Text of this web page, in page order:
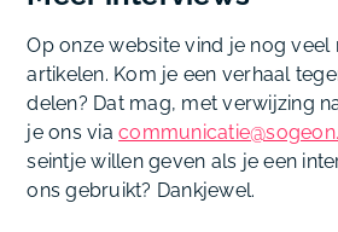
Op onze website vind je nog veel
artikelen. Kom je een verhaal
delen? Dat mag, met verwijzing
je ons via
seintje willen geven als je een
ons gebruikt? Dankjewel.